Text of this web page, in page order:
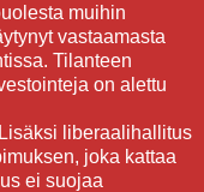
muihin
vastaamasta
Tilanteen
on alettu
liberaalihallitus
joka kattaa
ei suojaa